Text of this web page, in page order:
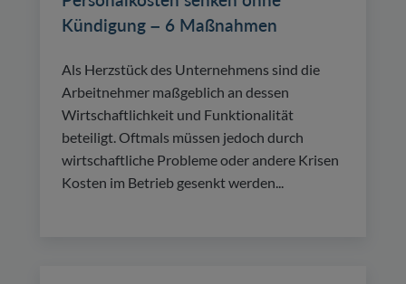
Kündigung – 6 Maßnahmen
Als Herzstück des Unternehmens sind die
Arbeitnehmer maßgeblich an dessen
Wirtschaftlichkeit und Funktionalität
beteiligt. Oftmals müssen jedoch durch
wirtschaftliche Probleme oder andere Krisen
Kosten im Betrieb gesenkt werden...